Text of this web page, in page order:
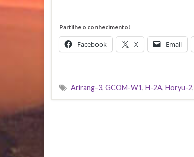
Partilhe o conhecimento!
Facebook X Email
Arirang-3, GCOM-W1, H-2A, Horyu-2,